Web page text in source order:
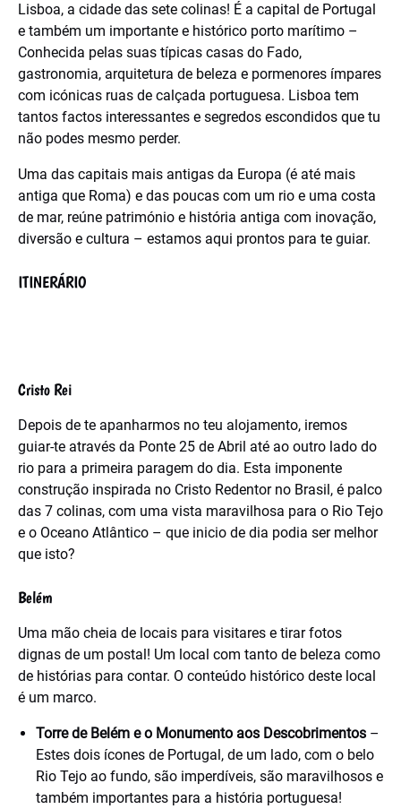
Lisboa, a cidade das sete colinas! É a capital de Portugal
e também um importante e histórico porto marítimo –
Conhecida pelas suas típicas casas do Fado,
gastronomia, arquitetura de beleza e pormenores ímpares
com icónicas ruas de calçada portuguesa. Lisboa tem
tantos factos interessantes e segredos escondidos que tu
não podes mesmo perder.
Uma das capitais mais antigas da Europa (é até mais
antiga que Roma) e das poucas com um rio e uma costa
de mar, reúne património e história antiga com inovação,
diversão e cultura – estamos aqui prontos para te guiar.
ITINERÁRIO
Cristo Rei
Depois de te apanharmos no teu alojamento, iremos
guiar-te através da Ponte 25 de Abril até ao outro lado do
rio para a primeira paragem do dia. Esta imponente
construção inspirada no Cristo Redentor no Brasil, é palco
das 7 colinas, com uma vista maravilhosa para o Rio Tejo
e o Oceano Atlântico – que inicio de dia podia ser melhor
que isto?
Belém
Uma mão cheia de locais para visitares e tirar fotos
dignas de um postal! Um local com tanto de beleza como
de histórias para contar. O conteúdo histórico deste local
é um marco.
Torre de Belém e o Monumento aos Descobrimentos –
Estes dois ícones de Portugal, de um lado, com o belo
Rio Tejo ao fundo, são imperdíveis, são maravilhosos e
também importantes para a história portuguesa!